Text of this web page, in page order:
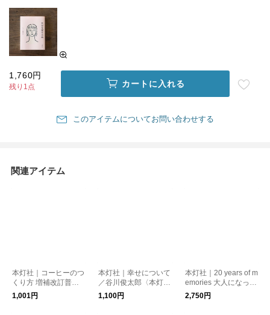
1,760円
残り1点 カートに入れる
このアイテムについてお問い合わせする
関連アイテム
本灯社｜コーヒーのつ
くり方 増補改訂普及
版／大坊勝次〈本灯社
の本〉
1,001円
本灯社｜幸せについて
／谷川俊太郎〈本灯社
の本〉
1,100円
本灯社｜20 years of m
emories 大人になった
あなたへ／塩川いづみ
〈本灯社の本〉
2,750円